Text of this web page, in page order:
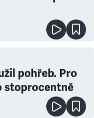
pohřeb. Pro
stoprocentně